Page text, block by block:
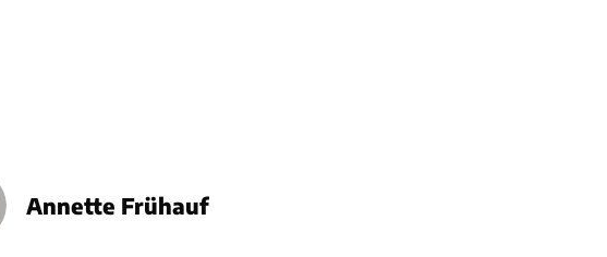
Annette Frühauf